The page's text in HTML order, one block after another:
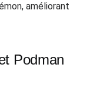
améliorant
Podman